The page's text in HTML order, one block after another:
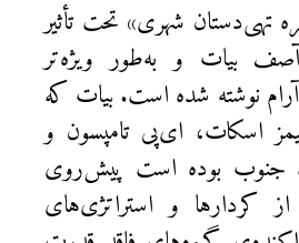
تهی‌دستان شهری» تحت تأثیر
بیات و به‌طور ویژه‌تر
نوشته شده است. بیات که
اسکات، ای‌پی تامپسون و
جنوب بوده است پیش‌روی
از کردارها و استراتژی‌های